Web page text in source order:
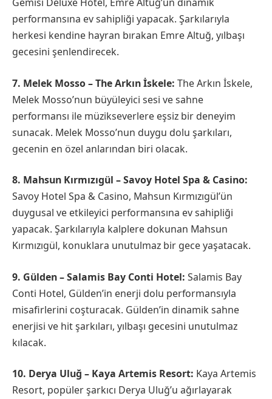
performansına ev sahipliği yapacak. Şarkılarıyla
herkesi kendine hayran bırakan Emre Altuğ, yılbaşı
gecesini şenlendirecek.
7. Melek Mosso – The Arkın İskele: The Arkın İskele,
Melek Mosso’nun büyüleyici sesi ve sahne
performansı ile müzikseverlere eşsiz bir deneyim
sunacak. Melek Mosso’nun duygu dolu şarkıları,
gecenin en özel anlarından biri olacak.
8. Mahsun Kırmızıgül – Savoy Hotel Spa & Casino:
Savoy Hotel Spa & Casino, Mahsun Kırmızıgül’ün
duygusal ve etkileyici performansına ev sahipliği
yapacak. Şarkılarıyla kalplere dokunan Mahsun
Kırmızıgül, konuklara unutulmaz bir gece yaşatacak.
9. Gülden – Salamis Bay Conti Hotel: Salamis Bay
Conti Hotel, Gülden’in enerji dolu performansıyla
misafirlerini coşturacak. Gülden’in dinamik sahne
enerjisi ve hit şarkıları, yılbaşı gecesini unutulmaz
kılacak.
10. Derya Uluğ – Kaya Artemis Resort: Kaya Artemis
Resort, popüler şarkıcı Derya Uluğ’u ağırlayarak